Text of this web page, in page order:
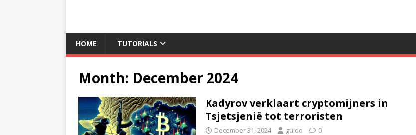
HOME TUTORIALS
Month: December 2024
Kadyrov verklaart cryptomijners in
Tsjetsjenië tot terroristen
December 31, 2024 guido 0